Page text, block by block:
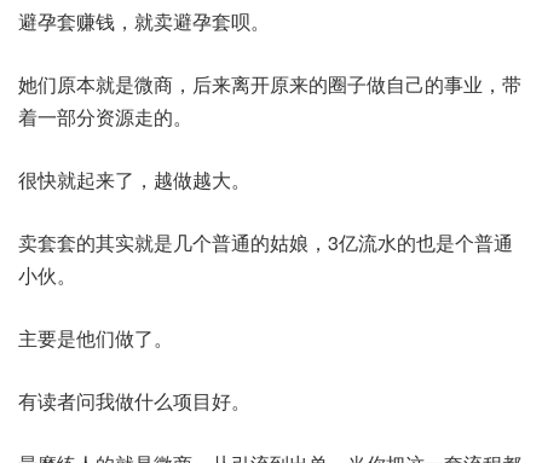
避孕套赚钱，就卖避孕套呗。
她们原本就是微商，后来离开原来的圈子做自己的事业，带
着一部分资源走的。
很快就起来了，越做越大。
卖套套的其实就是几个普通的姑娘，3亿流水的也是个普通
小伙。
主要是他们做了。
有读者问我做什么项目好。